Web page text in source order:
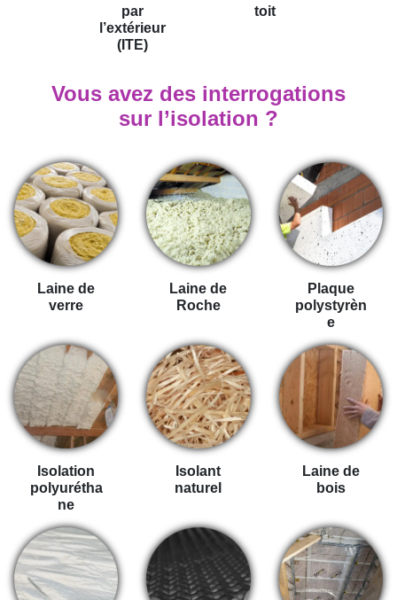
par
l’extérieur
(ITE)
toit
Vous avez des interrogations
sur l’isolation ?
Laine de
verre
Laine de
Roche
Plaque
polystyrèn
e
Isolation
polyurétha
ne
Isolant
naturel
Laine de
bois